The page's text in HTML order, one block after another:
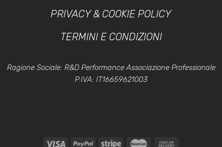
PRIVACY & COOKIE POLICY
TERMINI E CONDIZIONI
Ragione Sociale: R&D Performance Associazione Professionale
P.IVA: IT16659621003